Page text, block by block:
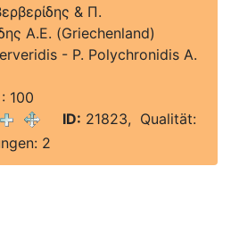
& Π.
Α.Ε. (Griechenland)
- P. Polychronidis A.
100
ID: 21823, Qualität:
2